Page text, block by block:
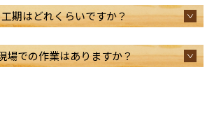
工期はどれくらいですか？
場での作業はありますか？